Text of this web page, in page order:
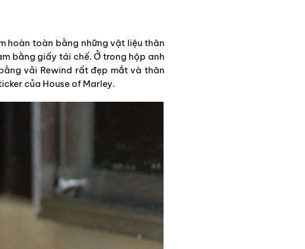
hoàn toàn bằng những vật liệu thân
bằng giấy tái chế. Ở trong hộp anh
vải Rewind rất đẹp mắt và thân
của House of Marley.